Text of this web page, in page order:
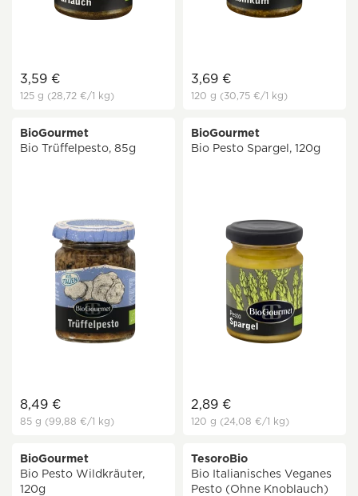
3,59 €
125 g (28,72 €/1 kg)
3,69 €
120 g (30,75 €/1 kg)
BioGourmet
Bio Trüffelpesto, 85g
8,49 €
85 g (99,88 €/1 kg)
BioGourmet
Bio Pesto Spargel, 120g
2,89 €
120 g (24,08 €/1 kg)
BioGourmet
Bio Pesto Wildkräuter,
120g
TesoroBio
Bio Italianisches Veganes
Pesto (Ohne Knoblauch)